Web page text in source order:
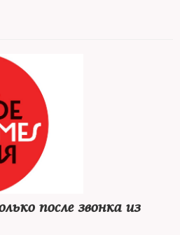
считает политолог
после звонка из